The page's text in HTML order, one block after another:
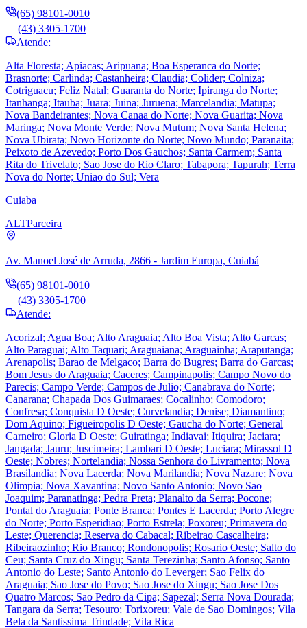
(65) 98101-0010
(43) 3305-1700
Atende:
Alta Floresta; Apiacas; Aripuana; Boa Esperanca do Norte;
Brasnorte; Carlinda; Castanheira; Claudia; Colider; Colniza;
Cotriguacu; Feliz Natal; Guaranta do Norte; Ipiranga do Norte;
Itanhanga; Itauba; Juara; Juina; Juruena; Marcelandia; Matupa;
Nova Bandeirantes; Nova Canaa do Norte; Nova Guarita; Nova
Maringa; Nova Monte Verde; Nova Mutum; Nova Santa Helena;
Nova Ubirata; Novo Horizonte do Norte; Novo Mundo; Paranaita;
Peixoto de Azevedo; Porto Dos Gauchos; Santa Carmem; Santa
Rita do Trivelato; Sao Jose do Rio Claro; Tabapora; Tapurah; Terra
Nova do Norte; Uniao do Sul; Vera
Cuiaba
ALTParceira
Av. Manoel José de Arruda, 2866 - Jardim Europa, Cuiabá
(65) 98101-0010
(43) 3305-1700
Atende:
Acorizal; Agua Boa; Alto Araguaia; Alto Boa Vista; Alto Garcas;
Alto Paraguai; Alto Taquari; Araguaiana; Araguainha; Araputanga;
Arenapolis; Barao de Melgaco; Barra do Bugres; Barra do Garcas;
Bom Jesus do Araguaia; Caceres; Campinapolis; Campo Novo do
Parecis; Campo Verde; Campos de Julio; Canabrava do Norte;
Canarana; Chapada Dos Guimaraes; Cocalinho; Comodoro;
Confresa; Conquista D Oeste; Curvelandia; Denise; Diamantino;
Dom Aquino; Figueiropolis D Oeste; Gaucha do Norte; General
Carneiro; Gloria D Oeste; Guiratinga; Indiavai; Itiquira; Jaciara;
Jangada; Jauru; Juscimeira; Lambari D Oeste; Luciara; Mirassol D
Oeste; Nobres; Nortelandia; Nossa Senhora do Livramento; Nova
Brasilandia; Nova Lacerda; Nova Marilandia; Nova Nazare; Nova
Olimpia; Nova Xavantina; Novo Santo Antonio; Novo Sao
Joaquim; Paranatinga; Pedra Preta; Planalto da Serra; Pocone;
Pontal do Araguaia; Ponte Branca; Pontes E Lacerda; Porto Alegre
do Norte; Porto Esperidiao; Porto Estrela; Poxoreu; Primavera do
Leste; Querencia; Reserva do Cabacal; Ribeirao Cascalheira;
Ribeiraozinho; Rio Branco; Rondonopolis; Rosario Oeste; Salto do
Ceu; Santa Cruz do Xingu; Santa Terezinha; Santo Afonso; Santo
Antonio do Leste; Santo Antonio do Leverger; Sao Felix do
Araguaia; Sao Jose do Povo; Sao Jose do Xingu; Sao Jose Dos
Quatro Marcos; Sao Pedro da Cipa; Sapezal; Serra Nova Dourada;
Tangara da Serra; Tesouro; Torixoreu; Vale de Sao Domingos; Vila
Bela da Santissima Trindade; Vila Rica